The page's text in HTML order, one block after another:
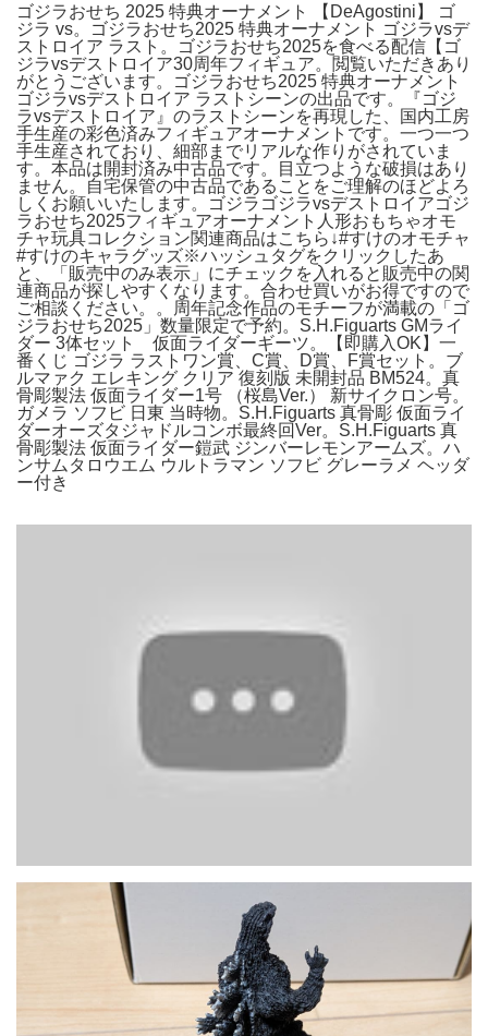
ゴジラおせち 2025 特典オーナメント 【DeAgostini】 ゴ
ジラ vs。ゴジラおせち2025 特典オーナメント ゴジラvsデ
ストロイア ラスト。ゴジラおせち2025を食べる配信【ゴ
ジラvsデストロイア30周年フィギュア。閲覧いただきあり
がとうございます。ゴジラおせち2025 特典オーナメント
ゴジラvsデストロイア ラストシーンの出品です。『ゴジ
ラvsデストロイア』のラストシーンを再現した、国内工房
手生産の彩色済みフィギュアオーナメントです。一つ一つ
手生産されており、細部までリアルな作りがされていま
す。本品は開封済み中古品です。目立つような破損はあり
ません。自宅保管の中古品であることをご理解のほどよろ
しくお願いいたします。ゴジラゴジラvsデストロイアゴジ
ラおせち2025フィギュアオーナメント人形おもちゃオモ
チャ玩具コレクション関連商品はこちら↓#すけのオモチャ
#すけのキャラグッズ※ハッシュタグをクリックしたあ
と、「販売中のみ表示」にチェックを入れると販売中の関
連商品が探しやすくなります。合わせ買いがお得ですので
ご相談ください。。周年記念作品のモチーフが満載の「ゴ
ジラおせち2025」数量限定で予約。S.H.Figuarts GMライ
ダー 3体セット 仮面ライダーギーツ。【即購入OK】一
番くじ ゴジラ ラストワン賞、C賞、D賞、F賞セット。ブ
ルマァク エレキング クリア 復刻版 未開封品 BM524。真
骨彫製法 仮面ライダー1号 （桜島Ver.） 新サイクロン号。
ガメラ ソフビ 日東 当時物。S.H.Figuarts 真骨彫 仮面ライ
ダーオーズタジャドルコンボ最終回Ver。S.H.Figuarts 真
骨彫製法 仮面ライダー鎧武 ジンバーレモンアームズ。ハ
ンサムタロウエム ウルトラマン ソフビ グレーラメ ヘッダ
ー付き